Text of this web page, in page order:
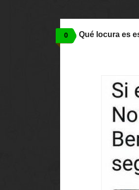
0 Qué locura es